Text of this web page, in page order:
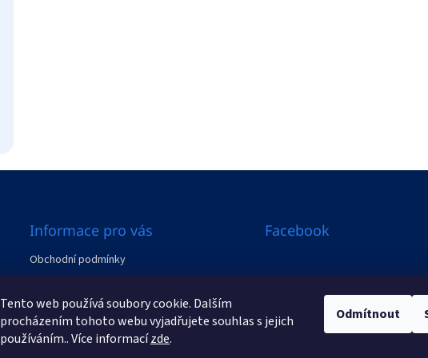
Tento web používá soubory cookie. Dalším
procházením tohoto webu vyjadřujete souhlas s jejich
používáním.. Více informacízde.
Odmítnout
Informace pro vás
Obchodní podmínky
Odstoupení od smlouvy
Kontakty
Facebook